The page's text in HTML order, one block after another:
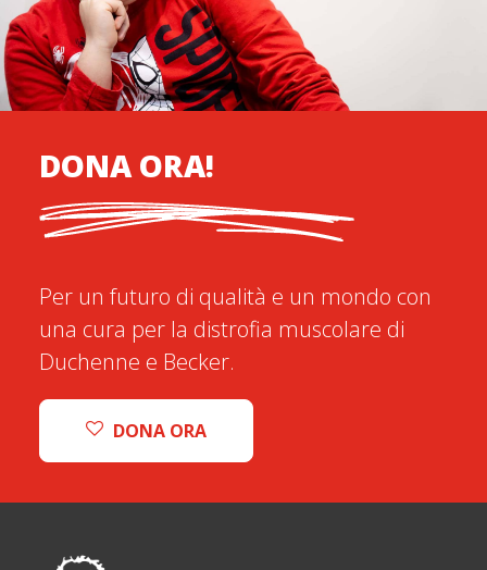
DONA ORA!
Per un futuro di qualità e un mondo con
una cura per la distrofia muscolare di
Duchenne e Becker.
DONA ORA